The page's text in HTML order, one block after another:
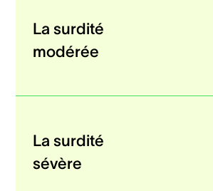
La surdité
modérée
La surdité
sévère